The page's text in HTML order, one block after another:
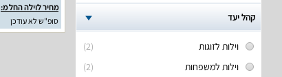
קהל יעד
(2)
וילות לזוגות
(2)
וילות למשפחות
מחיר לוילה החל מ:
סופ"ש לא עודכן